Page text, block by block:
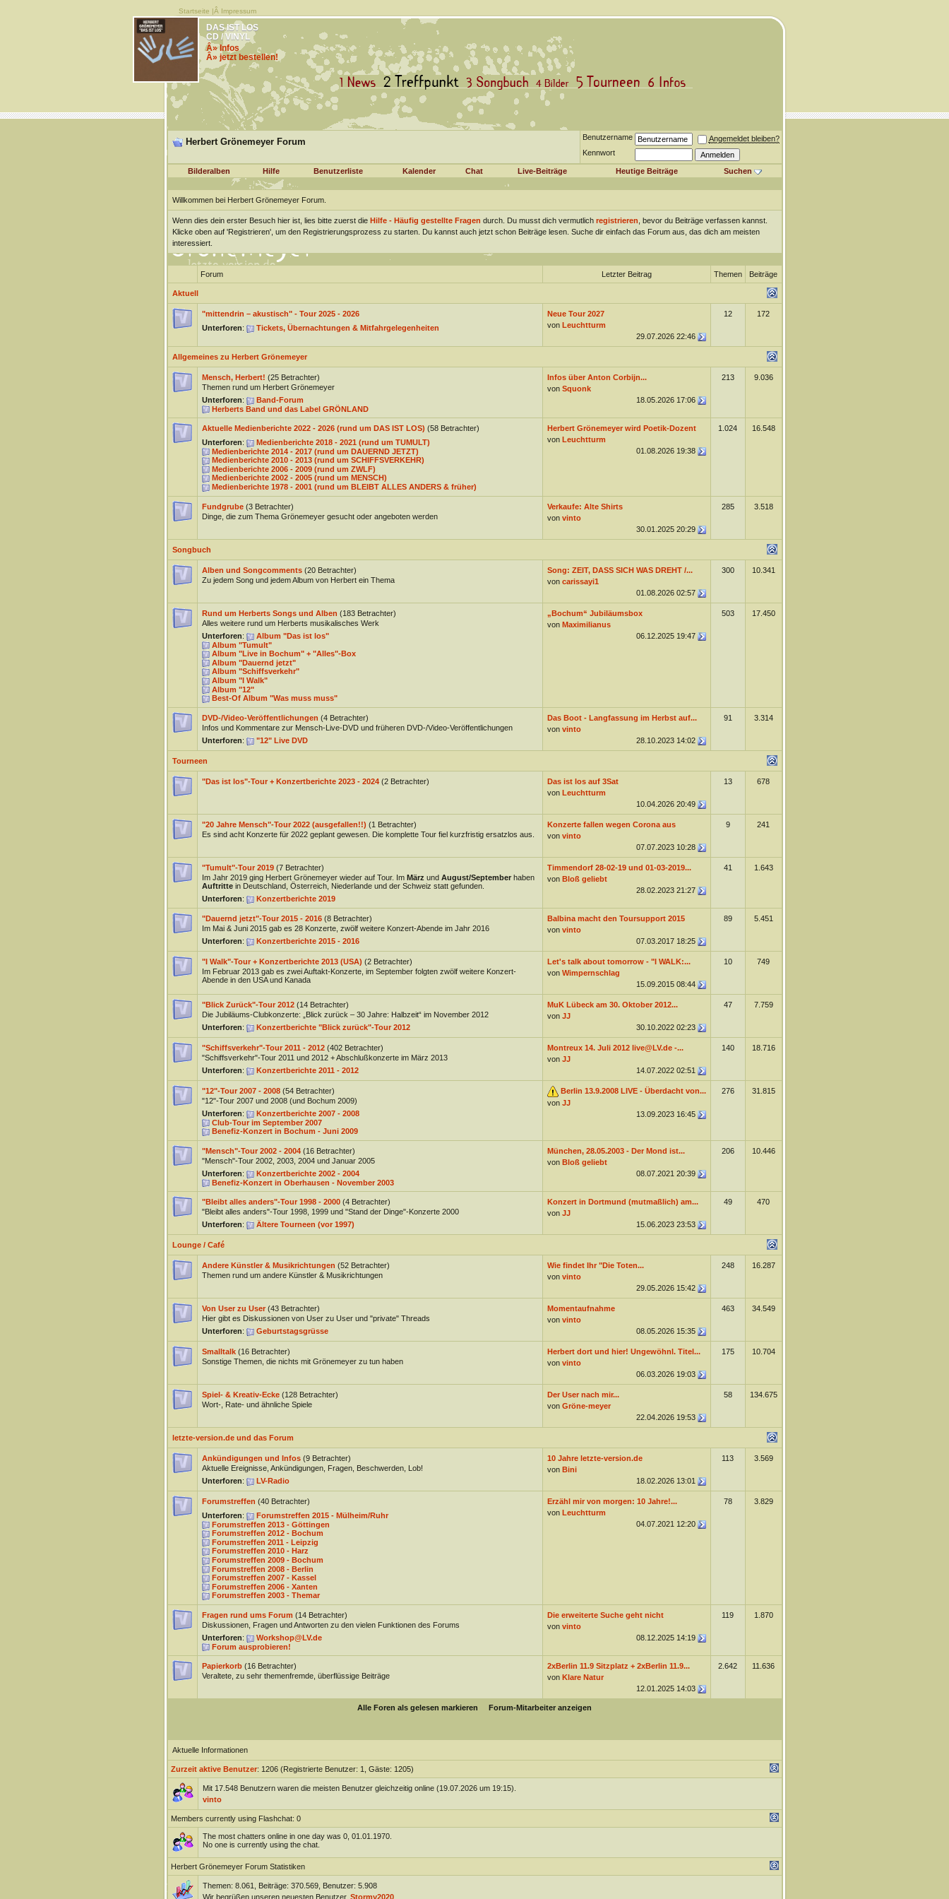
Startseite |Â Impressum
DAS IST LOS
CD / VINYL
Â» Infos
Â» jetzt bestellen!
Herbert Grönemeyer Forum Benutzername
Angemeldet bleiben?
Kennwort
Bilderalben Hilfe Benutzerliste Kalender Chat Live-Beiträge Heutige Beiträge Suchen
Willkommen bei Herbert Grönemeyer Forum.
Wenn dies dein erster Besuch hier ist, lies bitte zuerst die Hilfe - Häufig gestellte Fragen durch. Du musst dich vermutlich registrieren , bevor du Beiträge verfassen kannst.
Klicke oben auf 'Registrieren', um den Registrierungsprozess zu starten. Du kannst auch jetzt schon Beiträge lesen. Suche dir einfach das Forum aus, das dich am meisten
interessiert.
Forum Letzter Beitrag Themen Beiträge
Aktuell
"mittendrin – akustisch" - Tour 2025 - 2026
Unterforen: Tickets, Übernachtungen & Mitfahrgelegenheiten
Neue Tour 2027
von Leuchtturm
29.07.2026 22:46
12 172
Allgemeines zu Herbert Grönemeyer
Mensch, Herbert! (25 Betrachter)
Themen rund um Herbert Grönemeyer
Unterforen:
Band-Forum
Herberts Band und das Label GRÖNLAND
Infos über Anton Corbijn...
von Squonk
18.05.2026 17:06
213 9.036
Aktuelle Medienberichte 2022 - 2026 (rund um DAS IST LOS) (58 Betrachter)
Unterforen:
Medienberichte 2018 - 2021 (rund um TUMULT)
Medienberichte 2014 - 2017 (rund um DAUERND JETZT)
Medienberichte 2010 - 2013 (rund um SCHIFFSVERKEHR)
Medienberichte 2006 - 2009 (rund um ZWLF)
Medienberichte 2002 - 2005 (rund um MENSCH)
Medienberichte 1978 - 2001 (rund um BLEIBT ALLES ANDERS & früher)
Herbert Grönemeyer wird Poetik-Dozent
von Leuchtturm
01.08.2026 19:38
1.024 16.548
Fundgrube (3 Betrachter)
Dinge, die zum Thema Grönemeyer gesucht oder angeboten werden
Verkaufe: Alte Shirts
von vinto
30.01.2025 20:29
285 3.518
Songbuch
Alben und Songcomments (20 Betrachter)
Zu jedem Song und jedem Album von Herbert ein Thema
Song: ZEIT, DASS SICH WAS DREHT /...
von carissayi1
01.08.2026 02:57
300 10.341
Rund um Herberts Songs und Alben (183 Betrachter)
Alles weitere rund um Herberts musikalisches Werk
Unterforen:
Album "Das ist los"
Album "Tumult"
Album "Live in Bochum" + "Alles"-Box
Album "Dauernd jetzt"
Album "Schiffsverkehr"
Album "I Walk"
Album "12"
Best-Of Album "Was muss muss"
„Bochum“ Jubiläumsbox
von Maximilianus
06.12.2025 19:47
503 17.450
DVD-/Video-Veröffentlichungen (4 Betrachter)
Infos und Kommentare zur Mensch-Live-DVD und früheren DVD-/Video-Veröffentlichungen
Unterforen: "12" Live DVD
Das Boot - Langfassung im Herbst auf...
von vinto
28.10.2023 14:02
91 3.314
Tourneen
"Das ist los"-Tour + Konzertberichte 2023 - 2024 (2 Betrachter)
Das ist los auf 3Sat
von Leuchtturm
10.04.2026 20:49
13 678
"20 Jahre Mensch"-Tour 2022 (ausgefallen!!) (1 Betrachter)
Es sind acht Konzerte für 2022 geplant gewesen. Die komplette Tour fiel kurzfristig ersatzlos aus.
Konzerte fallen wegen Corona aus
von vinto
07.07.2023 10:28
9 241
"Tumult"-Tour 2019 (7 Betrachter)
Im Jahr 2019 ging Herbert Grönemeyer wieder auf Tour. Im März und August/Septemberhaben
Auftrittein Deutschland, Österreich, Niederlande und der Schweiz statt gefunden.
Unterforen: Konzertberichte 2019
Timmendorf 28-02-19 und 01-03-2019...
von Bloß geliebt
28.02.2023 21:27
41 1.643
"Dauernd jetzt"-Tour 2015 - 2016 (8 Betrachter)
Im Mai & Juni 2015 gab es 28 Konzerte, zwölf weitere Konzert-Abende im Jahr 2016
Unterforen: Konzertberichte 2015 - 2016
Balbina macht den Toursupport 2015
von vinto
07.03.2017 18:25
89 5.451
"I Walk"-Tour + Konzertberichte 2013 (USA) (2 Betrachter)
Im Februar 2013 gab es zwei Auftakt-Konzerte, im September folgten zwölf weitere Konzert-
Abende in den USA und Kanada
Let's talk about tomorrow - "I WALK:...
von Wimpernschlag
15.09.2015 08:44
10 749
"Blick Zurück"-Tour 2012 (14 Betrachter)
Die Jubiläums-Clubkonzerte: „Blick zurück – 30 Jahre: Halbzeit“ im November 2012
Unterforen: Konzertberichte "Blick zurück"-Tour 2012
MuK Lübeck am 30. Oktober 2012...
von JJ
30.10.2022 02:23
47 7.759
"Schiffsverkehr"-Tour 2011 - 2012 (402 Betrachter)
"Schiffsverkehr"-Tour 2011 und 2012 + Abschlußkonzerte im März 2013
Unterforen: Konzertberichte 2011 - 2012
Montreux 14. Juli 2012 live@LV.de -...
von JJ
14.07.2022 02:51
140 18.716
"12"-Tour 2007 - 2008 (54 Betrachter)
"12"-Tour 2007 und 2008 (und Bochum 2009)
Unterforen:
Konzertberichte 2007 - 2008
Club-Tour im September 2007
Benefiz-Konzert in Bochum - Juni 2009
Berlin 13.9.2008 LIVE - Überdacht von...
von JJ
13.09.2023 16:45
276 31.815
"Mensch"-Tour 2002 - 2004 (16 Betrachter)
"Mensch"-Tour 2002, 2003, 2004 und Januar 2005
Unterforen:
Konzertberichte 2002 - 2004
Benefiz-Konzert in Oberhausen - November 2003
München, 28.05.2003 - Der Mond ist...
von Bloß geliebt
08.07.2021 20:39
206 10.446
"Bleibt alles anders"-Tour 1998 - 2000 (4 Betrachter)
"Bleibt alles anders"-Tour 1998, 1999 und "Stand der Dinge"-Konzerte 2000
Unterforen: Ältere Tourneen (vor 1997)
Konzert in Dortmund (mutmaßlich) am...
von JJ
15.06.2023 23:53
49 470
Lounge / Café
Andere Künstler & Musikrichtungen (52 Betrachter)
Themen rund um andere Künstler & Musikrichtungen
Wie findet Ihr "Die Toten...
von vinto
29.05.2026 15:42
248 16.287
Von User zu User (43 Betrachter)
Hier gibt es Diskussionen von User zu User und "private" Threads
Unterforen: Geburtstagsgrüsse
Momentaufnahme
von vinto
08.05.2026 15:35
463 34.549
Smalltalk (16 Betrachter)
Sonstige Themen, die nichts mit Grönemeyer zu tun haben
Herbert dort und hier! Ungewöhnl. Titel...
von vinto
06.03.2026 19:03
175 10.704
Spiel- & Kreativ-Ecke (128 Betrachter)
Wort-, Rate- und ähnliche Spiele
Der User nach mir...
von Gröne-meyer
22.04.2026 19:53
58 134.675
letzte-version.de und das Forum
Ankündigungen und Infos (9 Betrachter)
Aktuelle Ereignisse, Ankündigungen, Fragen, Beschwerden, Lob!
Unterforen: LV-Radio
10 Jahre letzte-version.de
von Bini
18.02.2026 13:01
113 3.569
Forumstreffen (40 Betrachter)
Unterforen:
Forumstreffen 2015 - Mülheim/Ruhr
Forumstreffen 2013 - Göttingen
Forumstreffen 2012 - Bochum
Forumstreffen 2011 - Leipzig
Forumstreffen 2010 - Harz
Forumstreffen 2009 - Bochum
Forumstreffen 2008 - Berlin
Forumstreffen 2007 - Kassel
Forumstreffen 2006 - Xanten
Forumstreffen 2003 - Themar
Erzähl mir von morgen: 10 Jahre!...
von Leuchtturm
04.07.2021 12:20
78 3.829
Fragen rund ums Forum (14 Betrachter)
Diskussionen, Fragen und Antworten zu den vielen Funktionen des Forums
Unterforen:
Workshop@LV.de
Forum ausprobieren!
Die erweiterte Suche geht nicht
von vinto
08.12.2025 14:19
119 1.870
Papierkorb (16 Betrachter)
Veraltete, zu sehr themenfremde, überflüssige Beiträge
2xBerlin 11.9 Sitzplatz + 2xBerlin 11.9...
von Klare Natur
12.01.2025 14:03
2.642 11.636
Alle Foren als gelesen markieren Forum-Mitarbeiter anzeigen
Aktuelle Informationen
Zurzeit aktive Benutzer: 1206 (Registrierte Benutzer: 1, Gäste: 1205)
Mit 17.548 Benutzern waren die meisten Benutzer gleichzeitig online (19.07.2026 um 19:15).
vinto
Members currently using Flashchat: 0
The most chatters online in one day was 0, 01.01.1970.
No one is currently using the chat.
Herbert Grönemeyer Forum Statistiken
Themen: 8.061, Beiträge: 370.569, Benutzer: 5.908
Wir begrüßen unseren neuesten Benutzer, Stormy2020.